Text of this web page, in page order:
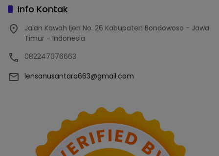
Info Kontak
Jalan Kawah Ijen No. 26 Kabupaten Bondowoso - Jawa
Timur - Indonesia
082247076663
lensanusantara663@gmail.com